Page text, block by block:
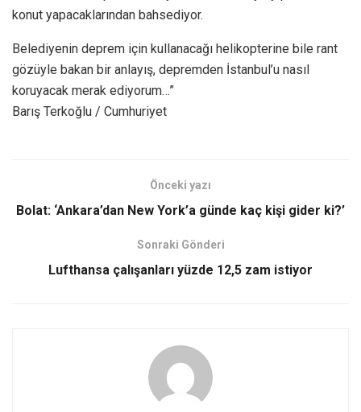
konut yapacaklarından bahsediyor.
Belediyenin deprem için kullanacağı helikopterine bile rant
gözüyle bakan bir anlayış, depremden İstanbul’u nasıl
koruyacak merak ediyorum…”
Barış Terkoğlu / Cumhuriyet
Önceki yazı
Bolat: ‘Ankara’dan New York’a günde kaç kişi gider ki?’
Sonraki Gönderi
Lufthansa çalışanları yüzde 12,5 zam istiyor